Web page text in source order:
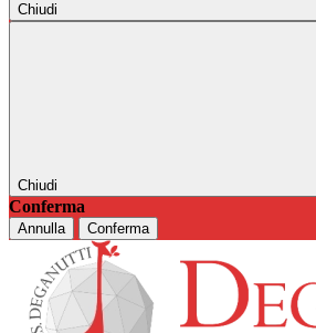
Chiudi
Chiudi
Conferma
Annulla Conferma